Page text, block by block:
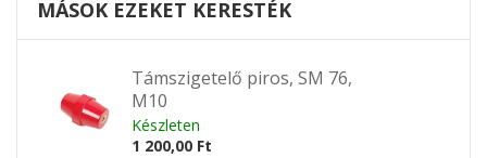
MÁSOK EZEKET KERESTÉK
Támszigetelő piros, SM 76,
M10
Készleten
1 200,00 Ft